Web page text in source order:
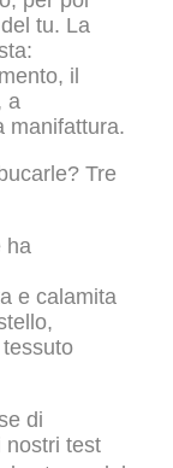
tu. La
il
a
manifattura.
Tre
ha
e calamita
tessuto
di
nostri test